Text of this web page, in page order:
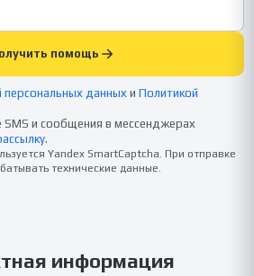
помощь
персональных данных и Политикой
SMS и сообщения в мессенджерах
.
Yandex SmartCaptcha. При отправке
технические данные.
информация